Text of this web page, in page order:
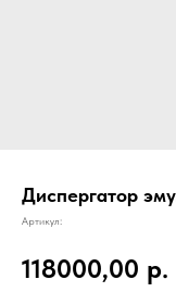
Диспергатор
Артикул:
118000,00 р.